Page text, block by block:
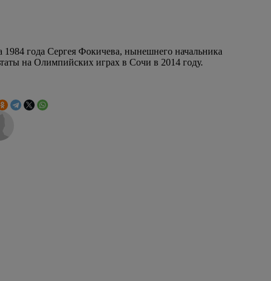
года Сергея Фокичева, нынешнего начальника
на Олимпийских играх в Сочи в 2014 году.